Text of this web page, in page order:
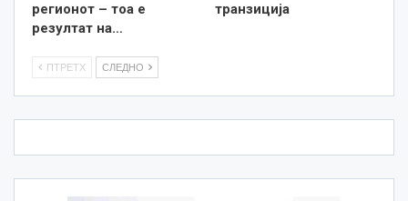
регионот – тоа е
резултат на…
транзиција
ПТРЕТХ СЛЕДНО